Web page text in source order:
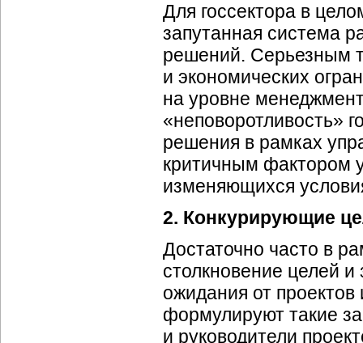
Для госсектора в
запутанная система
решений. Серьезным
и экономических
на уровне
«неповоротливость»
решения в рамках
критичным фактором
изменяющихся
2. Конкурирующие
Достаточно часто в
столкновение целей и
ожидания от
формулируют такие
и руководители